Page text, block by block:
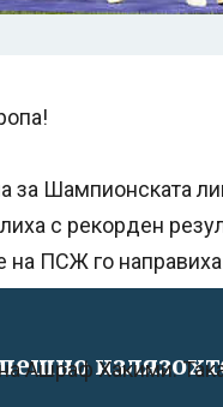
за Шампионската
с рекорден
на ПСЖ го
Ашраф Хакими.